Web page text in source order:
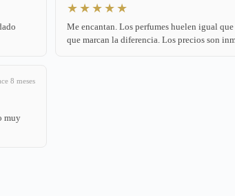
★★★★★
Me encantan. Los perfumes huelen igual
que marcan la diferencia. Los precios son
8 meses
muy